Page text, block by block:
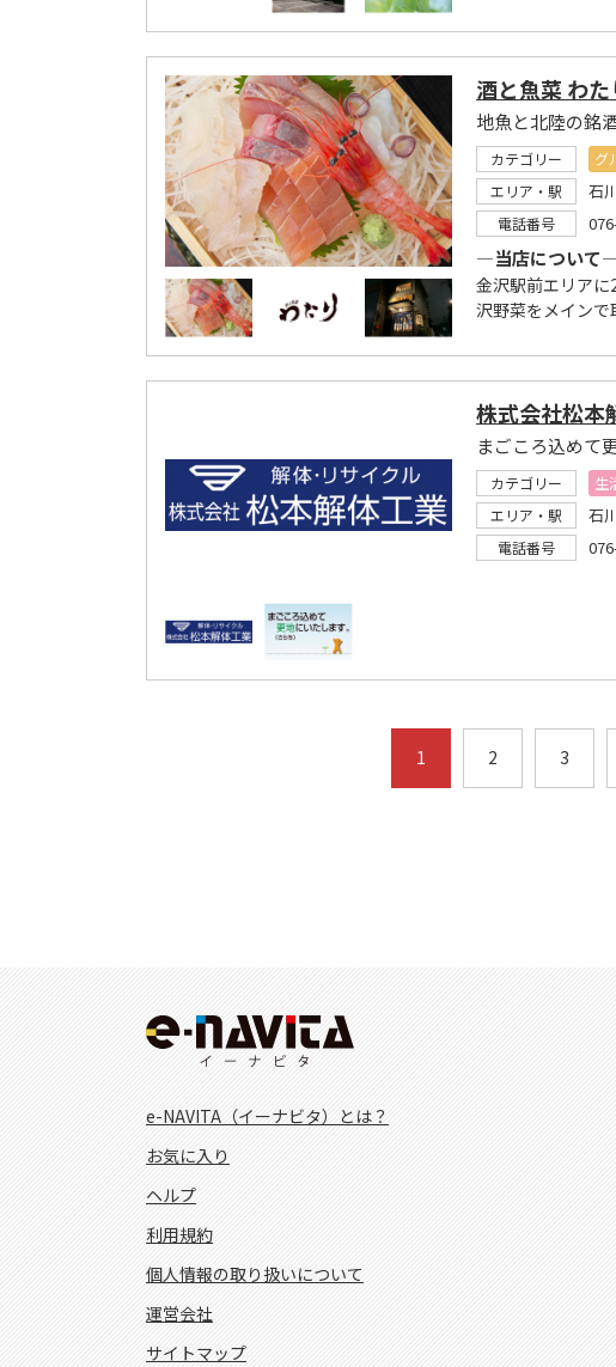
酒と魚菜 わた
地魚と北陸の銘
カテゴリー グ
エリア・駅
石
電話番号
―当店について
金沢駅前エリア
沢野菜をメインで
株式会社松本
まごころ込めて
カテゴリー 生
エリア・駅
石
電話番号
1 2 3
e-NAVITA（イーナビタ）とは？
お気に入り
ヘルプ
利用規約
個人情報の取り扱いについて
運営会社
サイトマップ